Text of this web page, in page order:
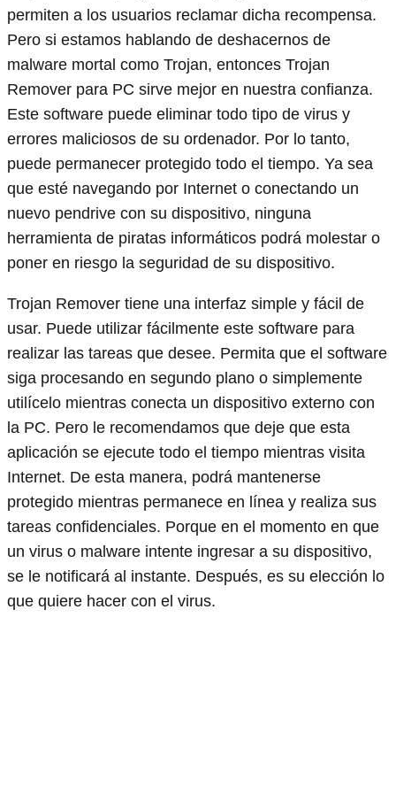
permiten a los usuarios reclamar dicha recompensa.
Pero si estamos hablando de deshacernos de
malware mortal como Trojan, entonces Trojan
Remover para PC sirve mejor en nuestra confianza.
Este software puede eliminar todo tipo de virus y
errores maliciosos de su ordenador. Por lo tanto,
puede permanecer protegido todo el tiempo. Ya sea
que esté navegando por Internet o conectando un
nuevo pendrive con su dispositivo, ninguna
herramienta de piratas informáticos podrá molestar o
poner en riesgo la seguridad de su dispositivo.
Trojan Remover tiene una interfaz simple y fácil de
usar. Puede utilizar fácilmente este software para
realizar las tareas que desee. Permita que el software
siga procesando en segundo plano o simplemente
utilícelo mientras conecta un dispositivo externo con
la PC. Pero le recomendamos que deje que esta
aplicación se ejecute todo el tiempo mientras visita
Internet. De esta manera, podrá mantenerse
protegido mientras permanece en línea y realiza sus
tareas confidenciales. Porque en el momento en que
un virus o malware intente ingresar a su dispositivo,
se le notificará al instante. Después, es su elección lo
que quiere hacer con el virus.